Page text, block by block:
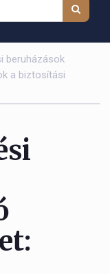
beruházások
a biztosítási